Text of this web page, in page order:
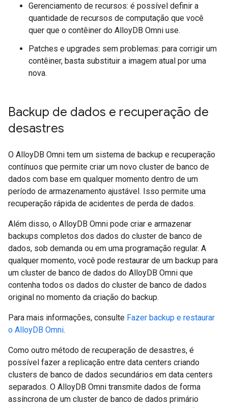
Gerenciamento de recursos: é possível definir a
quantidade de recursos de computação que você
quer que o contêiner do AlloyDB Omni use.
Patches e upgrades sem problemas: para corrigir um
contêiner, basta substituir a imagem atual por uma
nova.
Backup de dados e recuperação de
desastres
O AlloyDB Omni tem um sistema de backup e recuperação
contínuos que permite criar um novo cluster de banco de
dados com base em qualquer momento dentro de um
período de armazenamento ajustável. Isso permite uma
recuperação rápida de acidentes de perda de dados.
Além disso, o AlloyDB Omni pode criar e armazenar
backups completos dos dados do cluster de banco de
dados, sob demanda ou em uma programação regular. A
qualquer momento, você pode restaurar de um backup para
um cluster de banco de dados do AlloyDB Omni que
contenha todos os dados do cluster de banco de dados
original no momento da criação do backup.
Para mais informações, consulte Fazer backup e restaurar
o AlloyDB Omni.
Como outro método de recuperação de desastres, é
possível fazer a replicação entre data centers criando
clusters de banco de dados secundários em data centers
separados. O AlloyDB Omni transmite dados de forma
assíncrona de um cluster de banco de dados primário